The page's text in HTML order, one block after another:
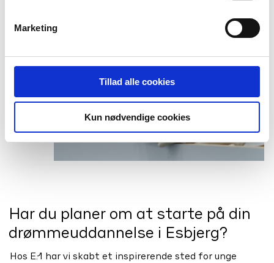
Marketing
Tillad alle cookies
Kun nødvendige cookies
Har du planer om at starte på din
drømmeuddannelse i Esbjerg?
Hos E.1 har vi skabt et inspirerende sted for unge